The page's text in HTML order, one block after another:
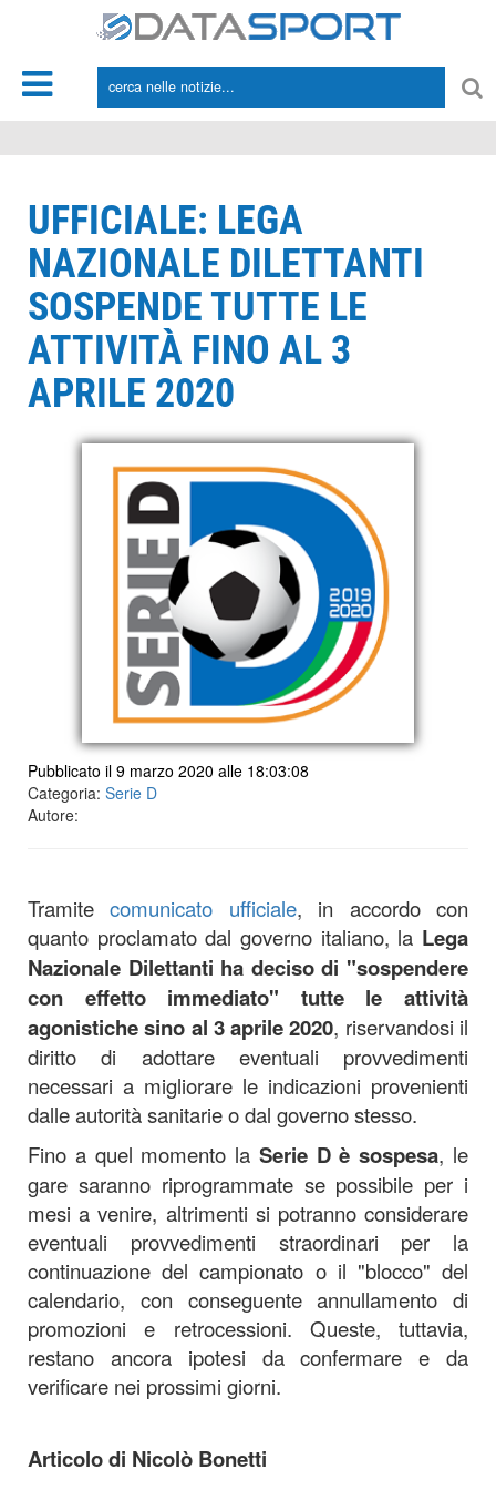
UFFICIALE: LEGA
NAZIONALE DILETTANTI
SOSPENDE TUTTE LE
ATTIVITÀ FINO AL 3
APRILE 2020
Pubblicato il 9 marzo 2020 alle 18:03:08
Categoria: Serie D
Autore:
Tramitecomunicato ufficiale, in accordo con
quanto proclamato dal governo italiano, la Lega
Nazionale Dilettanti ha deciso di "sospendere
con effetto immediato" tutte le attività
agonistiche sino al 3 aprile 2020, riservandosi il
diritto di adottare eventuali provvedimenti
necessari a migliorare le indicazioni provenienti
dalle autorità sanitarie o dal governo stesso.
Fino a quel momento la Serie D è sospesa, le
gare saranno riprogrammate se possibile per i
mesi a venire, altrimenti si potranno considerare
eventuali provvedimenti straordinari per la
continuazione del campionato o il "blocco" del
calendario, con conseguente annullamento di
promozioni e retrocessioni. Queste, tuttavia,
restano ancora ipotesi da confermare e da
verificare nei prossimi giorni.
Articolo di Nicolò Bonetti